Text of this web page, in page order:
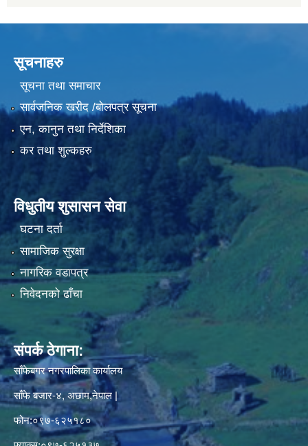
सूचनाहरु
सूचना तथा समाचार
सार्वजनिक खरीद /बोलपत्र सूचना
एन, कानुन तथा निर्देशिका
कर तथा शुल्कहरु
विधुतीय शुसासन सेवा
घटना दर्ता
सामाजिक सुरक्षा
नागरिक वडापत्र
निवेदनको ढाँचा
संपर्क ठेगाना:
साँफेबगर नगरपालिका कार्यालय
साँफे बजार-४, अछाम,नेपाल |
फोन:०९७-६२५१८०